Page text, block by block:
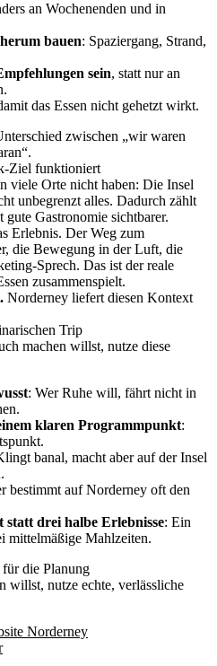
an Wochenenden und in
bauen: Spaziergang, Strand,
sein, statt nur an
das Essen nicht gehetzt wirkt.
zwischen „wir waren
Ziel funktioniert
viele Orte nicht haben: Die Insel
unbegrenzt alles. Dadurch zählt
gute Gastronomie sichtbarer.
Erlebnis. Der Weg zum
die Bewegung in der Luft, die
Sprech. Das ist der reale
zusammenspielt.
Norderney liefert diesen Kontext
Trip
machen willst, nutze diese
: Wer Ruhe will, fährt nicht in
klaren Programmpunkt:
banal, macht aber auf der Insel
bestimmt auf Norderney oft den
drei halbe Erlebnisse: Ein
mittelmäßige Mahlzeiten.
die Planung
willst, nutze echte, verlässliche
Norderney